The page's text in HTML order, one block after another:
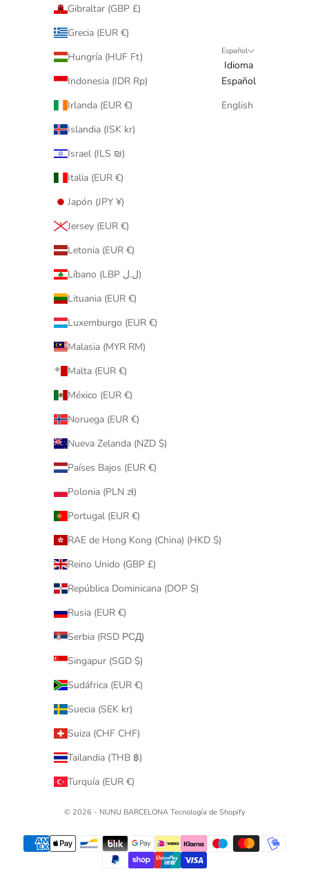
Gibraltar (GBP £)
Grecia (EUR €)
Hungría (HUF Ft)
Indonesia (IDR Rp)
Irlanda (EUR €)
Islandia (ISK kr)
Israel (ILS ₪)
Italia (EUR €)
Japón (JPY ¥)
Jersey (EUR €)
Letonia (EUR €)
Líbano (LBP ل.ل)
Lituania (EUR €)
Luxemburgo (EUR €)
Malasia (MYR RM)
Malta (EUR €)
México (EUR €)
Noruega (EUR €)
Nueva Zelanda (NZD $)
Países Bajos (EUR €)
Polonia (PLN zł)
Portugal (EUR €)
RAE de Hong Kong (China) (HKD $)
Reino Unido (GBP £)
República Dominicana (DOP $)
Rusia (EUR €)
Serbia (RSD РСД)
Singapur (SGD $)
Sudáfrica (EUR €)
Suecia (SEK kr)
Suiza (CHF CHF)
Tailandia (THB ฿)
Turquía (EUR €)
Español
Idioma
Español
English
© 2026 - NUNU BARCELONA Tecnología de Shopify